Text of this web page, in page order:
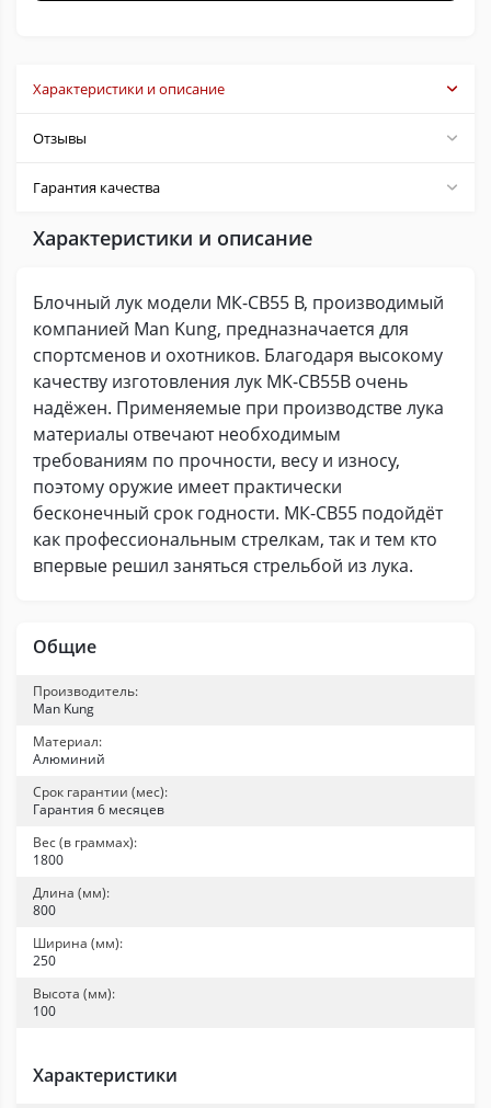
Характеристики и описание
Отзывы
Гарантия качества
Характеристики и описание
Блочный лук модели МК-СВ55 B, производимый
компанией Man Kung, предназначается для
спортсменов и охотников. Благодаря высокому
качеству изготовления лук MK-CB55B очень
надёжен. Применяемые при производстве лука
материалы отвечают необходимым
требованиям по прочности, весу и износу,
поэтому оружие имеет практически
бесконечный срок годности. МК-СВ55 подойдёт
как профессиональным стрелкам, так и тем кто
впервые решил заняться стрельбой из лука.
Общие
Производитель:
Man Kung
Материал:
Алюминий
Срок гарантии (мес):
Гарантия 6 месяцев
Вес (в граммах):
1800
Длина (мм):
800
Ширина (мм):
250
Высота (мм):
100
Характеристики